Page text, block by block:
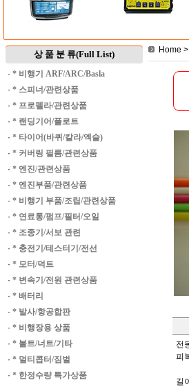
상 품 분 류(Full List)
· * 비행기 ARF/ARC/Basla
· * 스피너/관련상품
· * 프로펠라/관련상품
· * 랜딩기어/플로트
· * 타이어(바퀴/칼라/엑슬)
· * 커버링 필름/관련상품
· * 엔진/관련상품
· * 엔진부품/관련상품
· * 비행기 부품/조립/관련상품
· * 연료통/펌프/필터/오일
· * 조종기/서보 관련
· * 충전기/테스터기/전선
· * 모터/덕트
· * 변속기/전원 관련상품
· * 배터리
· * 발사/항공합판
· * 비행장용 상품
· * 볼트/너트/기타
· * 멀티콥터/짐벌
· * 한정수량 특가상품
Home >
전
피
길